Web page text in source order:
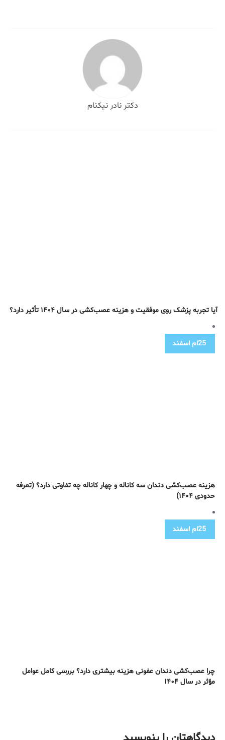
دکتر نادر نیکنام
آیا تجربه پزشک روی موفقیت و هزینه عصب‌کشی در سال ۱۴۰۴ تأثیر دارد؟
25ام اسفند
هزینه عصب‌کشی دندان سه کاناله و چهار کاناله چه تفاوتی دارد؟ (تعرفه
حدودی ۱۴۰۴)
25ام اسفند
چرا عصب‌کشی دندان عفونی هزینه بیشتری دارد؟ بررسی کامل عوامل
مؤثر در سال ۱۴۰۴